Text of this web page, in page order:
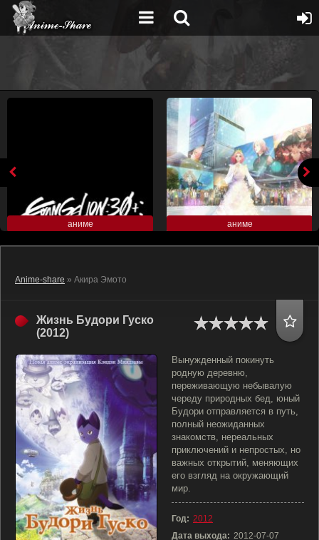
аниме аниме
Anime-share » Акира Эмото
Жизнь Будори Гуско
(2012)
Вынужденный покинуть
родную деревню,
переживающую небывалую
череду природных бед, юный
Будори отправляется в путь,
полный неожиданных
знакомств, нереальных
приключений и непростых, но
важных открытий, меняющих
его взгляд на окружающий
мир.
Год: 2012
Дата выхода: 2012-07-07